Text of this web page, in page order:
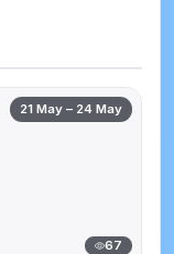
21 May – 24 May
67